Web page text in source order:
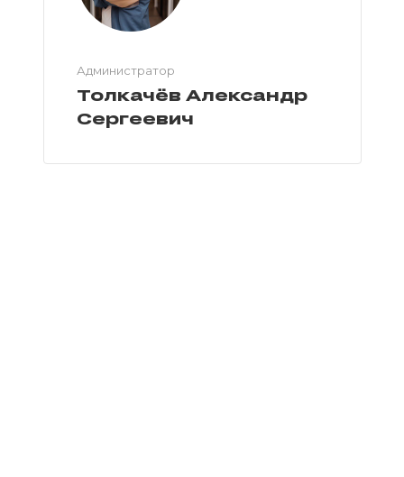
Администратор
Толкачёв Александр
Сергеевич